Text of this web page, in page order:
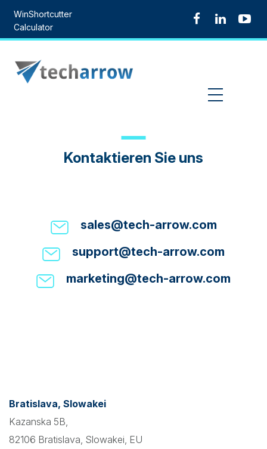
content
WinShortcutter
Calculator
Kontaktieren Sie uns
sales@tech-arrow.com
support@tech-arrow.com
marketing@tech-arrow.com
Bratislava, Slowakei
Kazanska 5B,
82106 Bratislava, Slowakei, EU